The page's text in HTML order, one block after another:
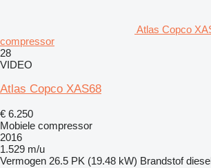
Atlas Copco
compressor
28
VIDEO
Atlas Copco XAS68
€ 6.250
Mobiele compressor
2016
1.529 m/u
Vermogen 26.5 PK (19.48 kW) Brandstof